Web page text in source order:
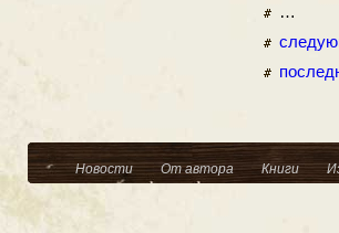
…
Новости От автора Книги